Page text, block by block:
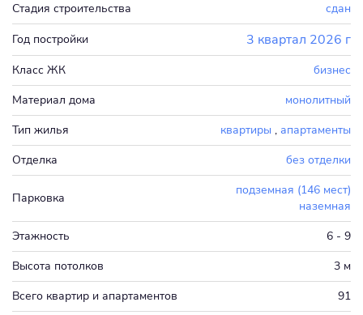
Стадия строительства
сдан
Год постройки
3 квартал 2026 г
Класс ЖК
бизнес
Материал дома
монолитный
Тип жилья
квартиры , апартаменты
Отделка
без отделки
Парковка
подземная (146 мест)
наземная
Этажность
6 - 9
Высота потолков
3 м
Всего квартир и апартаментов
91